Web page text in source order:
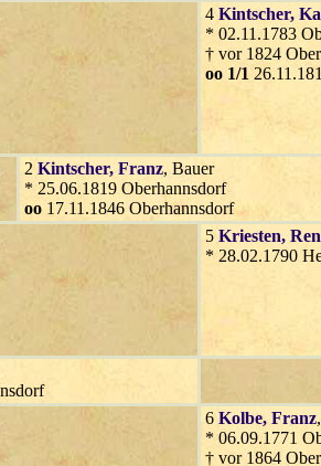
4 Kintscher,
* 02.11.1783
† vor 1824
oo 1/1
2 Kintscher, Franz, Bauer
* 25.06.1819 Oberhannsdorf
oo 17.11.1846 Oberhannsdorf
5 Kriesten,
* 28.02.1790
6 Kolbe, Franz
* 06.09.1771
† vor 1864